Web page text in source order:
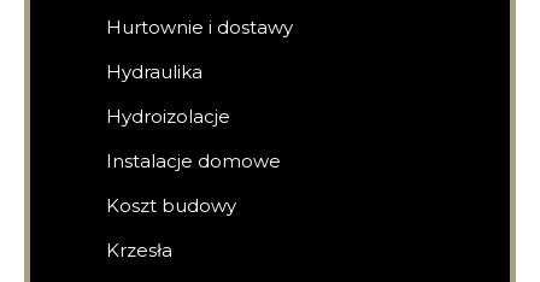
Hurtownie i dostawy
Hydraulika
Hydroizolacje
Instalacje domowe
Koszt budowy
Krzesła